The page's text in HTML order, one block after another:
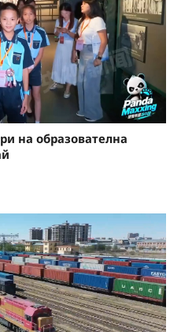
на образователна